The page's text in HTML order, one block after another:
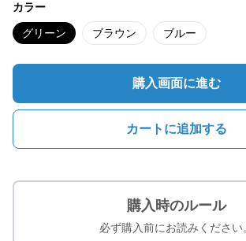
カラー
グリーン ブラウン ブルー
購入画面に進む
カートに追加する
購入時のルール
必ず購入前にお読みください